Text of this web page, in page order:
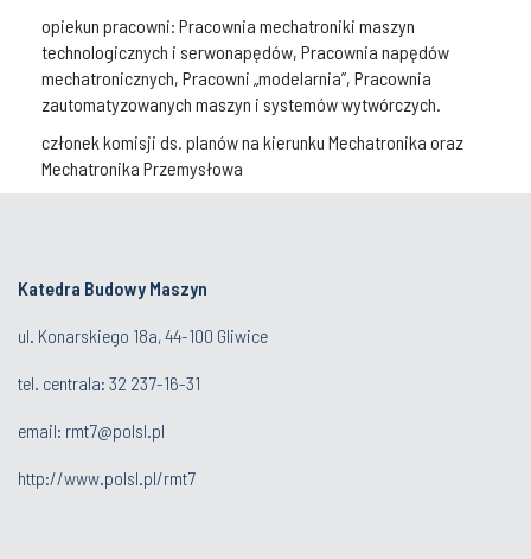
opiekun pracowni: Pracownia mechatroniki maszyn
technologicznych i serwonapędów, Pracownia napędów
mechatronicznych, Pracowni „modelarnia”, Pracownia
zautomatyzowanych maszyn i systemów wytwórczych.
członek komisji ds. planów na kierunku Mechatronika oraz
Mechatronika Przemysłowa
Katedra Budowy Maszyn
ul. Konarskiego 18a, 44-100 Gliwice
tel. centrala: 32 237-16-31
email: rmt7@polsl.pl
http://www.polsl.pl/rmt7